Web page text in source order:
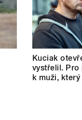
Kuciak
vystřelil. Pro
k muži,